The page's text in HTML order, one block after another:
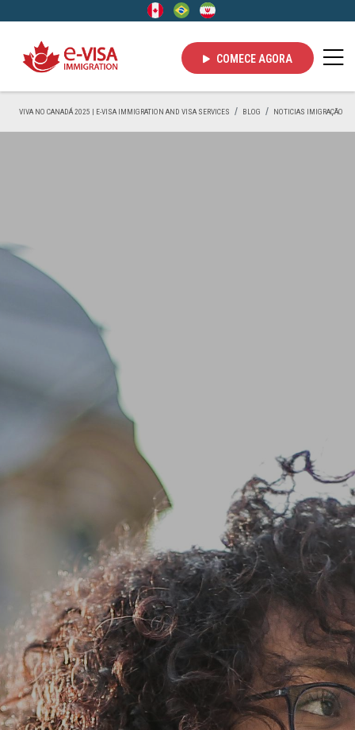
COMECE AGORA
VIVA NO CANADÁ 2025 | E-VISA IMMIGRATION AND VISA SERVICES BLOG NOTICIAS IMIGRAÇÃO